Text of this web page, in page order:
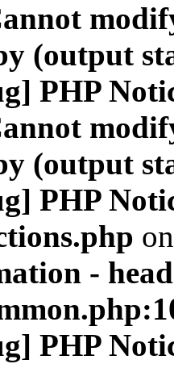
(output
PHP
(output
PHP
-
PHP